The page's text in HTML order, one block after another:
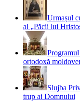
Urmașul
al „Păcii lui
ortodoxă
Slujba
trup ai Domnului